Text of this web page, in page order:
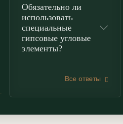
Обязательно ли
использовать
специальные
гипсовые угловые
элементы?
Все ответы